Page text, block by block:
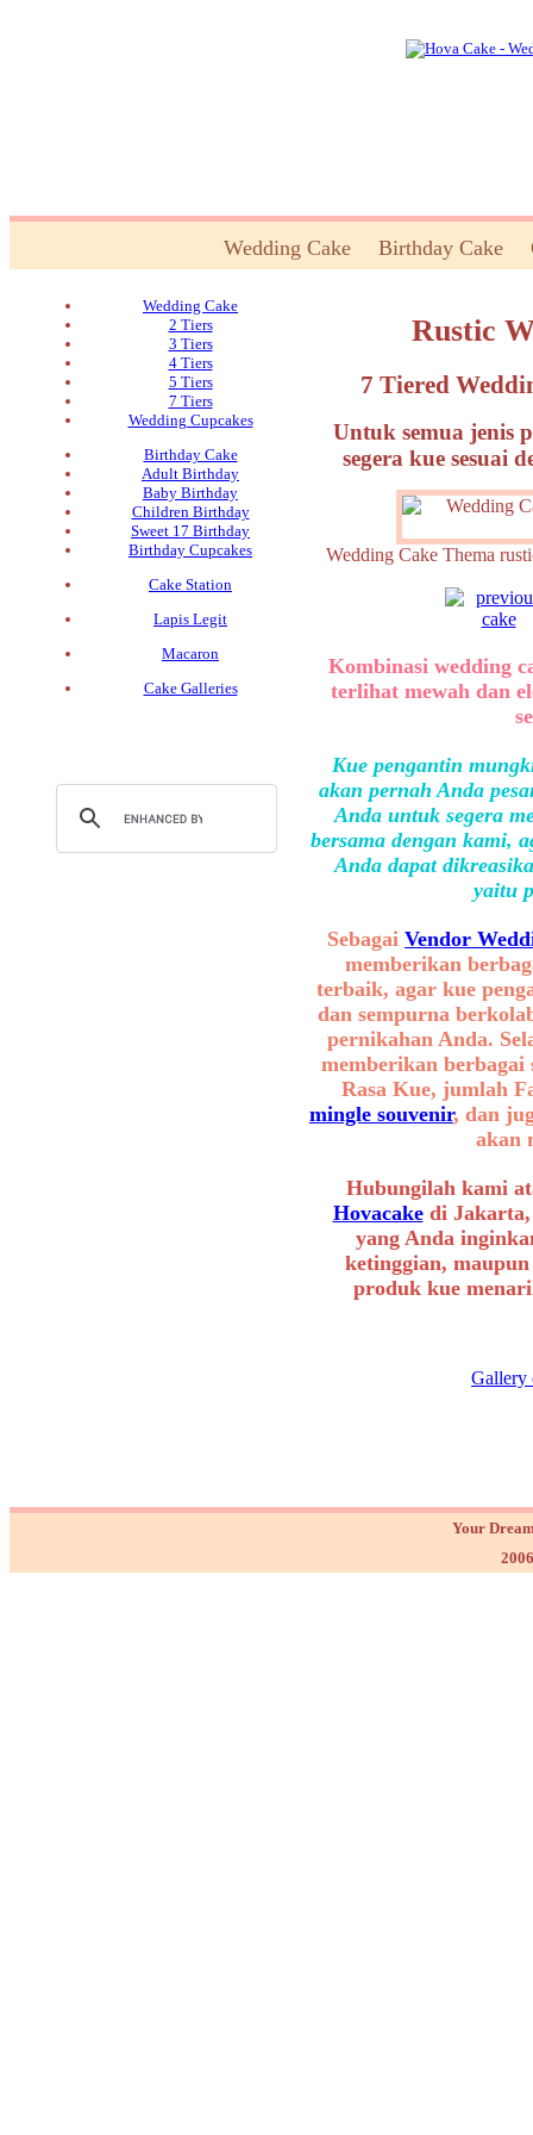
Wedding Cake Birthday Cake
Wedding Cake
2 Tiers
3 Tiers
4 Tiers
5 Tiers
7 Tiers
Wedding Cupcakes
Birthday Cake
Adult Birthday
Baby Birthday
Children Birthday
Sweet 17 Birthday
Birthday Cupcakes
Cake Station
Lapis Legit
Macaron
Cake Galleries
Rustic
7 Tiered
Untuk semua jenis
segera kue sesuai
Wedding Cake Thema
Kombinasi wedding
terlihat mewah dan
Kue pengantin
akan pernah Anda
Anda untuk segera
bersama dengan kami,
Anda dapat
yaitu
Sebagai Vendor
memberikan
terbaik, agar kue
dan sempurna
pernikahan Anda.
memberikan
Rasa Kue, jumlah
mingle souvenir, dan
akan
Hubungilah kami
Hovacakedi Jakarta,
yang Anda
ketinggian,
produk kue
Gallery
Your